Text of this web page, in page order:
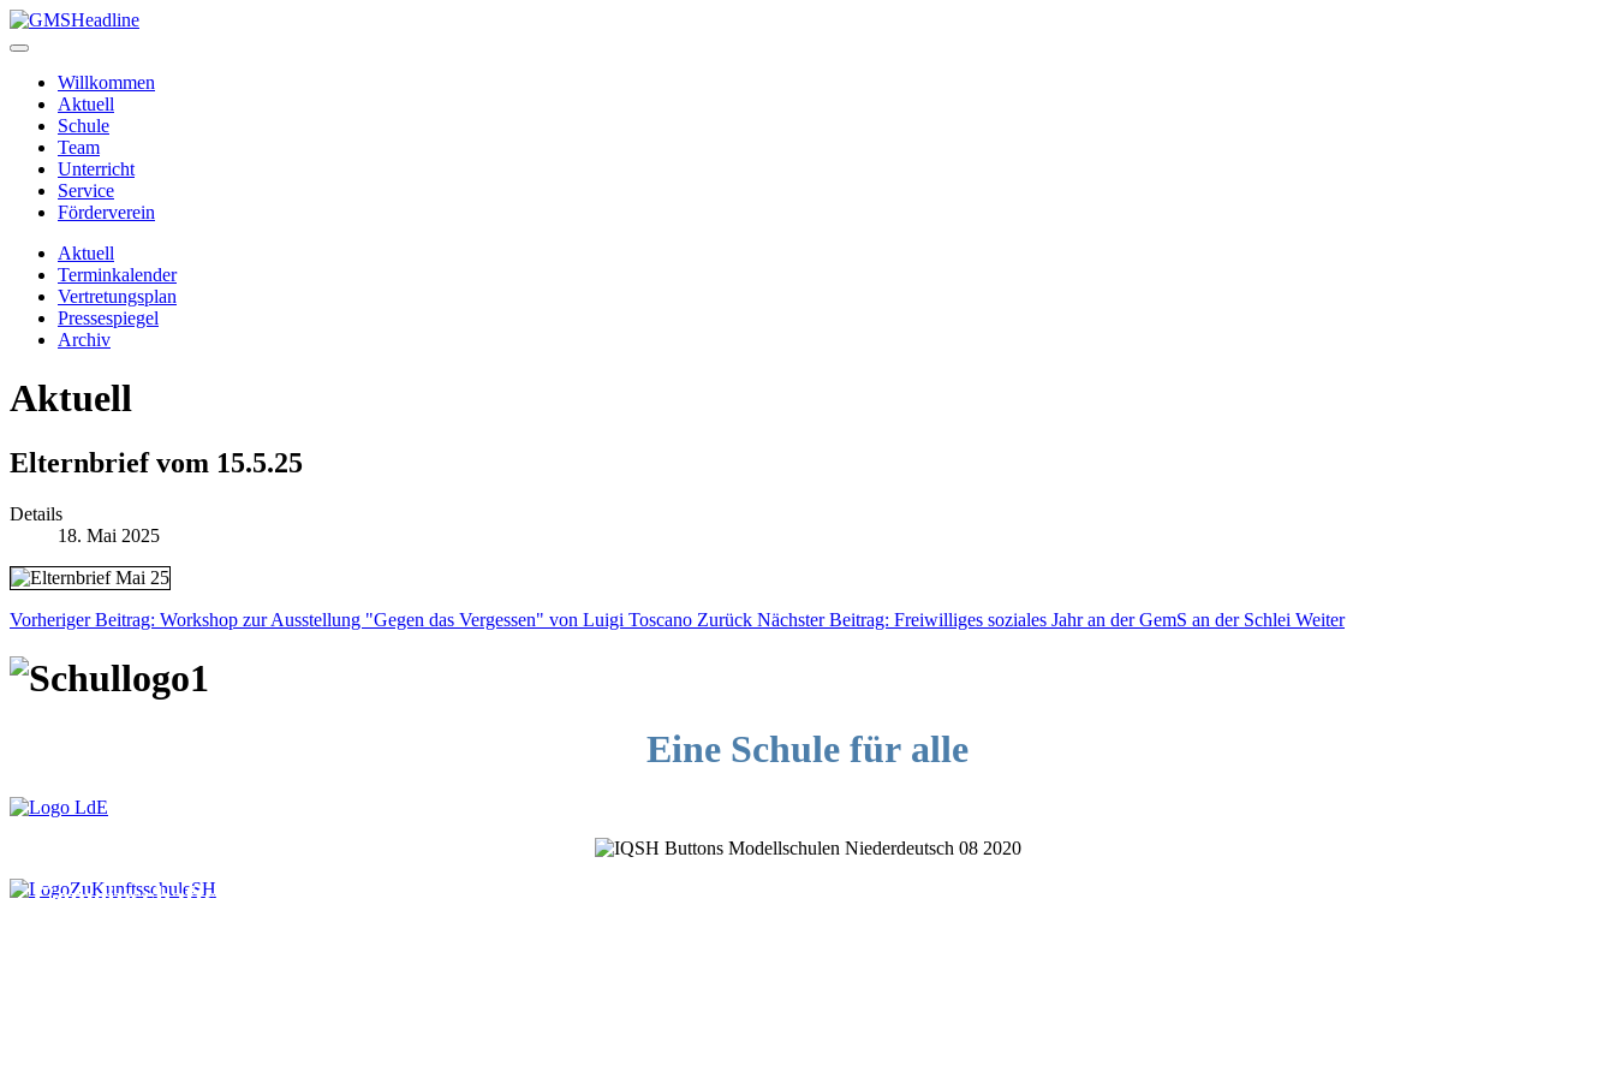
Willkommen
Aktuell
Schule
Team
Unterricht
Service
Förderverein
Aktuell
Terminkalender
Vertretungsplan
Pressespiegel
Archiv
Aktuell
Elternbrief vom 15.5.25
Details
18. Mai 2025
Vorheriger Beitrag: Workshop zur Ausstellung "Gegen das Vergessen" von Luigi Toscano Zurück Nächster Beitrag: Freiwilliges soziales Jahr an der GemS an der Schlei Weiter
Eine Schule für alle
Gemeinschaftsschule an der Schlei